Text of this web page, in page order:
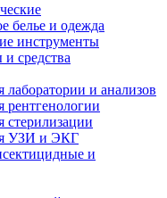
белье и одежда
инструменты
средства
и анализов
рентгенологии
стерилизации
УЗИ и ЭКГ
и